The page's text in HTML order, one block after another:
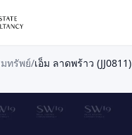
ทรัพย์/เอ็ม ลาดพร้าว (JJ0811)